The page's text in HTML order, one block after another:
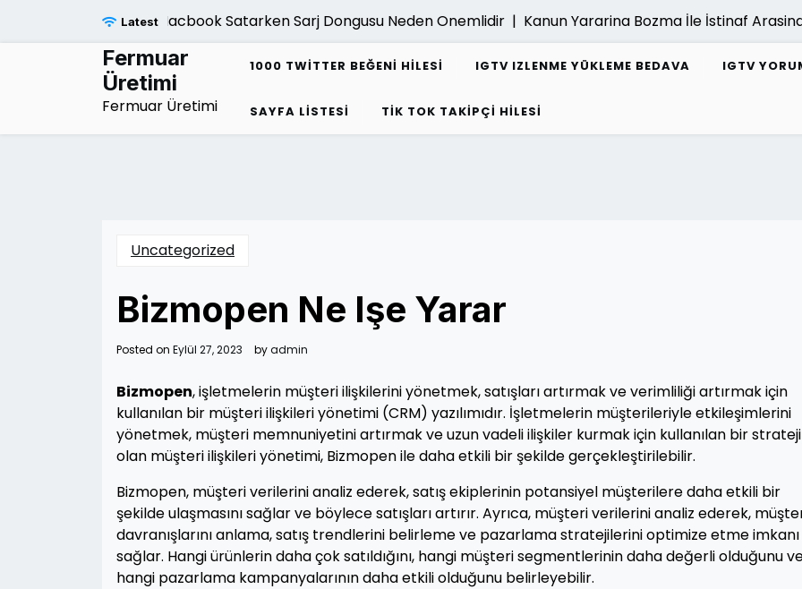
Latest
Macbook Satarken Sarj Dongusu Neden Onemlidir |Kanun Yararina Bozma İle İstinaf Arasindaki
Fermuar
Üretimi
Fermuar Üretimi
1000 TWITTER BEĞENI HILESI IGTV IZLENME YÜKLEME BEDAVA IGTV
SAYFA LISTESI TIK TOK TAKIPÇI HILESI
Uncategorized
Bizmopen Ne Işe Yarar
Posted on Eylül 27, 2023 byadmin
Bizmopen, işletmelerin müşteri ilişkilerini yönetmek, satışları artırmak ve verimliliği artırmak için
kullanılan bir müşteri ilişkileri yönetimi (CRM) yazılımıdır. İşletmelerin müşterileriyle etkileşimlerini
yönetmek, müşteri memnuniyetini artırmak ve uzun vadeli ilişkiler kurmak için kullanılan bir strateji
olan müşteri ilişkileri yönetimi, Bizmopen ile daha etkili bir şekilde gerçekleştirilebilir.
Bizmopen, müşteri verilerini analiz ederek, satış ekiplerinin potansiyel müşterilere daha etkili bir
şekilde ulaşmasını sağlar ve böylece satışları artırır. Ayrıca, müşteri verilerini analiz ederek,
davranışlarını anlama, satış trendlerini belirleme ve pazarlama stratejilerini optimize etme imkanı
sağlar. Hangi ürünlerin daha çok satıldığını, hangi müşteri segmentlerinin daha değerli olduğunu
hangi pazarlama kampanyalarının daha etkili olduğunu belirleyebilir.